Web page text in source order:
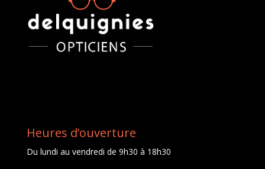
Heures d’ouverture
Du lundi au vendredi de 9h30 à 18h30